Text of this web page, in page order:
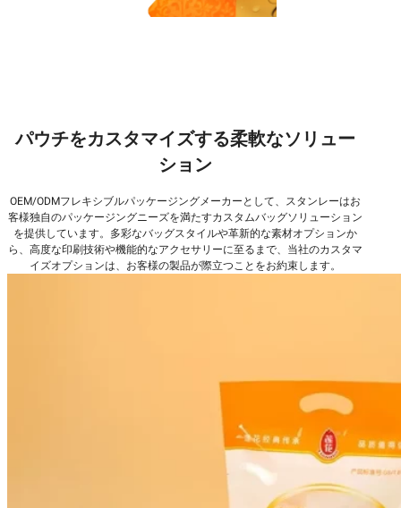
パウチをカスタマイズする柔軟なソリュー
ション
OEM/ODMフレキシブルパッケージングメーカーとして、スタンレーはお
客様独自のパッケージングニーズを満たすカスタムバッグソリューション
を提供しています。多彩なバッグスタイルや革新的な素材オプションか
ら、高度な印刷技術や機能的なアクセサリーに至るまで、当社のカスタマ
イズオプションは、お客様の製品が際立つことをお約束します。